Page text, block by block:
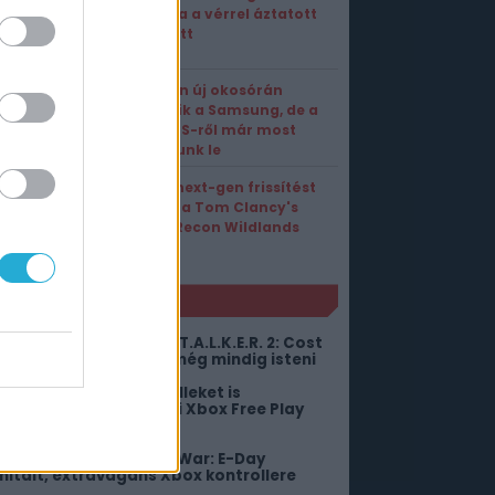
figurája a vérrel áztatott
Nikki lett
Teljesen új okosórán
dolgozik a Samsung, de a
Wear OS-ről már most
mondjunk le
Végre next-gen frissítést
kapott a Tom Clancy's
Ghost Recon Wildlands
percig mozog a S.T.A.L.K.E.R. 2: Cost
Hope, és a hangulat még mindig isteni
és kartelleket is
az e heti Xbox Free Play
a Gears of War: E-Day
extravagáns Xbox kontrollere